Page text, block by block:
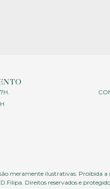
são meramente ilustrativas. Proibida
Direitos reservados e